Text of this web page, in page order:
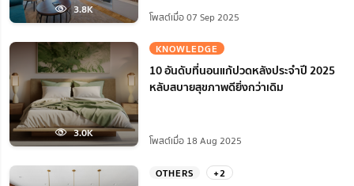
3.8K
โพสต์เมื่อ 07 Sep 2025
3.0K
KNOWLEDGE
10 อันดับที่นอนแก้ปวดหลังประจำปี 2025
หลับสบายสุขภาพดียิ่งกว่าเดิม
โพสต์เมื่อ 18 Aug 2025
OTHERS +2